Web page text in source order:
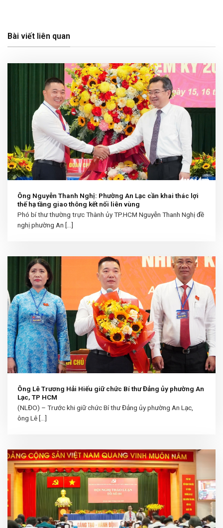
Bài viết liên quan
Ông Nguyễn Thanh Nghị: Phường An Lạc cần khai thác lợi
thế hạ tầng giao thông kết nối liên vùng
Phó bí thư thường trực Thành ủy TP.HCM Nguyễn Thanh Nghị đề
nghị phường An [...]
Ông Lê Trương Hải Hiếu giữ chức Bí thư Đảng ủy phường An
Lạc, TP HCM
(NLĐO) – Trước khi giữ chức Bí thư Đảng ủy phường An Lạc,
ông Lê [...]